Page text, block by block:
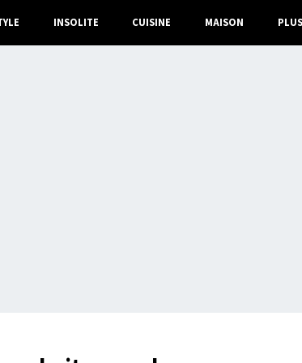
INSOLITE CUISINE MAISON PLUS